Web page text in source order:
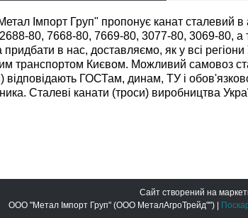
Імпорт Груп" пропонує канат сталевий в
80, 7668-80, 7669-80, 3077-80, 3069-80, а
в нас, доставляємо, як у всі
транспортом Києвом. Можливий самовоз
відповідають ГОСТам, динам, ТУ і
Сталеві канати (троси) виробництва
Сайт створений на